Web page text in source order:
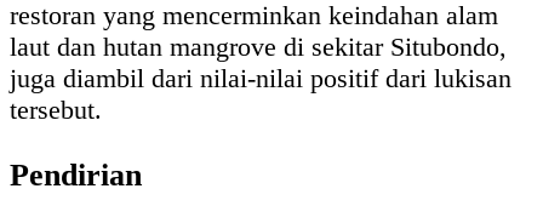
restoran yang mencerminkan keindahan alam
laut dan hutan mangrove di sekitar Situbondo,
juga diambil dari nilai-nilai positif dari lukisan
tersebut.
Pendirian